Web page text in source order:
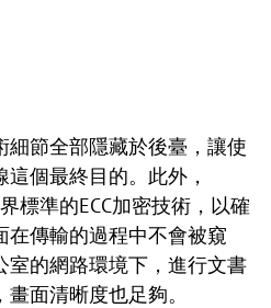
節全部隱藏於後臺，讓使
個最終目的。此外，
標準的ECC加密技術，以確
傳輸的過程中不會被窺
室的網路環境下，進行文書
面清晰度也足夠。